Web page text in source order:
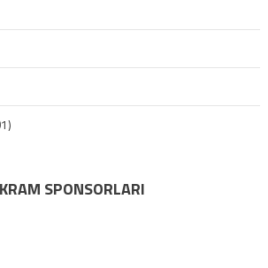
SPONSORLARI